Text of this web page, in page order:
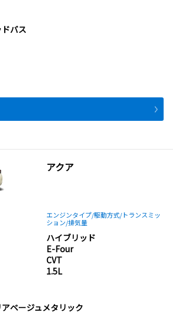
バス
アクア
エンジンタイプ/駆動方式/トランスミッ
ション/排気量
ハイブリッド
E-Four
CVT
1.5L
ベージュメタリック